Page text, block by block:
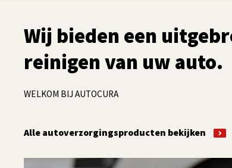
Wij bieden een
reinigen van uw auto.
WELKOM BIJ AUTOCURA
Alle autoverzorgingsproducten bekijken